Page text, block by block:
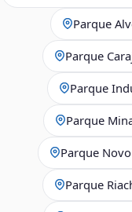
Parque
Parque
Parque
Parque
Parque
Parque